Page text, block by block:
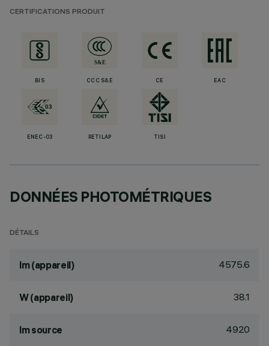
CERTIFICATIONS PRODUIT
BIS CCC S&E CE EAC
ENEC-03 RETILAP TISI
DONNÉES PHOTOMÉTRIQUES
DÉTAILS
lm (appareil) 4575.6
W (appareil) 38.1
lm source 4920